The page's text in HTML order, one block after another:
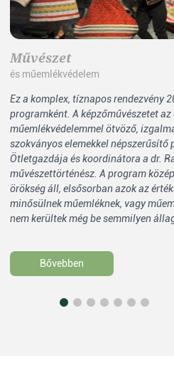
Művészet
és műemlékvédelem
Ez a komplex, tíznapos rendezvény
programként. A képzőművészetet az
műemlékvédelemmel ötvöző,
szokványos elemekkel népszerűsítő
Ötletgazdája és koordinátora a dr.
művészettörténész. A program
örökség áll, elsősorban azok az
minősülnek műemléknek, vagy
nem kerültek még be semmilyen
Bővebben